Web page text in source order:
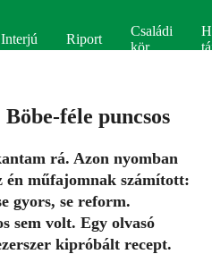
Interjú Riport
Családi
kör
féle puncsos
rá. Azon nyomban
én műfajomnak számított:
gyors, se reform.
sem volt. Egy olvasó
kipróbált recept.